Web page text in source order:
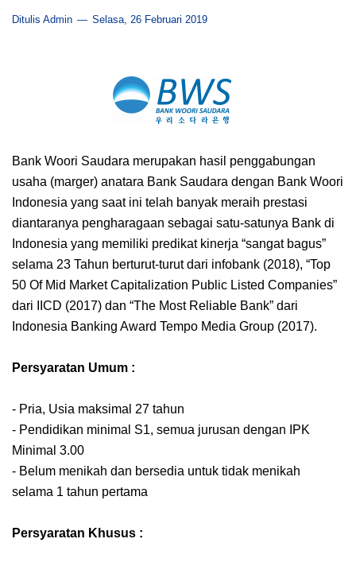
Ditulis Admin Selasa, 26 Februari 2019
Bank Woori Saudara merupakan hasil penggabungan
usaha (marger) anatara Bank Saudara dengan Bank Woori
Indonesia yang saat ini telah banyak meraih prestasi
diantaranya pengharagaan sebagai satu-satunya Bank di
Indonesia yang memiliki predikat kinerja “sangat bagus”
selama 23 Tahun berturut-turut dari infobank (2018), “Top
50 Of Mid Market Capitalization Public Listed Companies”
dari IICD (2017) dan “The Most Reliable Bank” dari
Indonesia Banking Award Tempo Media Group (2017).
Persyaratan Umum :
- Pria, Usia maksimal 27 tahun
- Pendidikan minimal S1, semua jurusan dengan IPK
Minimal 3.00
- Belum menikah dan bersedia untuk tidak menikah
selama 1 tahun pertama
Persyaratan Khusus :